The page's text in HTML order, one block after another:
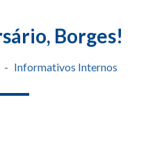
Borges!
Informativos Internos